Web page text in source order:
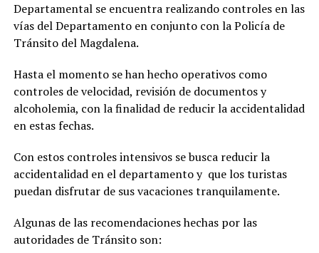
Departamental se encuentra realizando controles en las
vías del Departamento en conjunto con la Policía de
Tránsito del Magdalena.
Hasta el momento se han hecho operativos como
controles de velocidad, revisión de documentos y
alcoholemia, con la finalidad de reducir la accidentalidad
en estas fechas.
Con estos controles intensivos se busca reducir la
accidentalidad en el departamento y que los turistas
puedan disfrutar de sus vacaciones tranquilamente.
Algunas de las recomendaciones hechas por las
autoridades de Tránsito son: